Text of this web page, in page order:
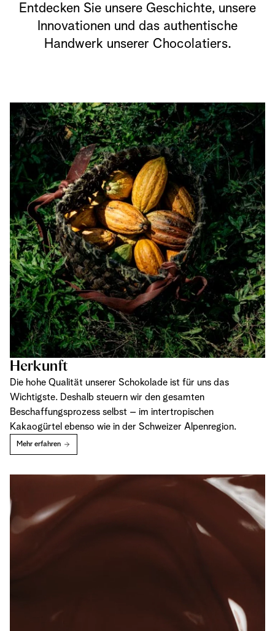
Entdecken Sie unsere Geschichte, unsere
Innovationen und das authentische
Handwerk unserer Chocolatiers.
Herkunft
Die hohe Qualität unserer Schokolade ist für uns das
Wichtigste. Deshalb steuern wir den gesamten
Beschaffungsprozess selbst – im intertropischen
Kakaogürtel ebenso wie in der Schweizer Alpenregion.
Mehr erfahren